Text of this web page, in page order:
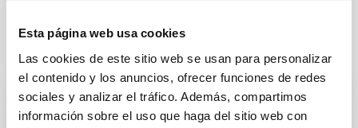
Esta página web usa cookies
Las cookies de este sitio web se usan para personalizar
el contenido y los anuncios, ofrecer funciones de redes
sociales y analizar el tráfico. Además, compartimos
información sobre el uso que haga del sitio web con
Otras noticias relacionadas
NOTA DE PRENSA